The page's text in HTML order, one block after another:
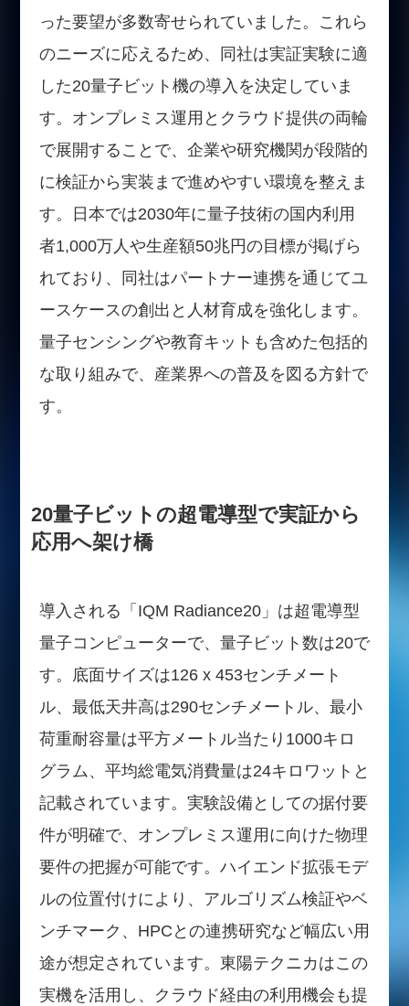
った要望が多数寄せられていました。これら
のニーズに応えるため、同社は実証実験に適
した20量子ビット機の導入を決定していま
す。オンプレミス運用とクラウド提供の両輪
で展開することで、企業や研究機関が段階的
に検証から実装まで進めやすい環境を整えま
す。日本では2030年に量子技術の国内利用
者1,000万人や生産額50兆円の目標が掲げら
れており、同社はパートナー連携を通じてユ
ースケースの創出と人材育成を強化します。
量子センシングや教育キットも含めた包括的
な取り組みで、産業界への普及を図る方針で
す。
20量子ビットの超電導型で実証から
応用へ架け橋
導入される「IQM Radiance20」は超電導型
量子コンピューターで、量子ビット数は20で
す。底面サイズは126 x 453センチメート
ル、最低天井高は290センチメートル、最小
荷重耐容量は平方メートル当たり1000キロ
グラム、平均総電気消費量は24キロワットと
記載されています。実験設備としての据付要
件が明確で、オンプレミス運用に向けた物理
要件の把握が可能です。ハイエンド拡張モデ
ルの位置付けにより、アルゴリズム検証やベ
ンチマーク、HPCとの連携研究など幅広い用
途が想定されています。東陽テクニカはこの
実機を活用し、クラウド経由の利用機会も提